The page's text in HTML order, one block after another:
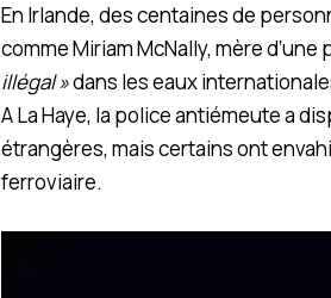
En Irlande, des centaines de
comme Miriam McNally, mère
illégal »dans les eaux
A La Haye, la police antiémeute a
étrangères, mais certains ont
ferroviaire.